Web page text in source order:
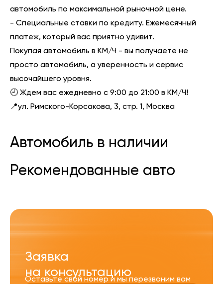
автомобиль по максимальной рыночной цене.
- Специальные ставки по кредиту. Ежемесячный
платеж, который вас приятно удивит.
Покупая автомобиль в КМ/Ч - вы получаете не
просто автомобиль, а уверенность и сервис
высочайшего уровня.
🕘 Ждем вас ежедневно с 9:00 до 21:00 в КМ/Ч!
📍ул. Римского-Корсакова, 3, стр. 1, Москва
Автомобиль в наличии
Рекомендованные авто
Заявка
на консультацию
Оставьте свой номер и мы перезвоним вам